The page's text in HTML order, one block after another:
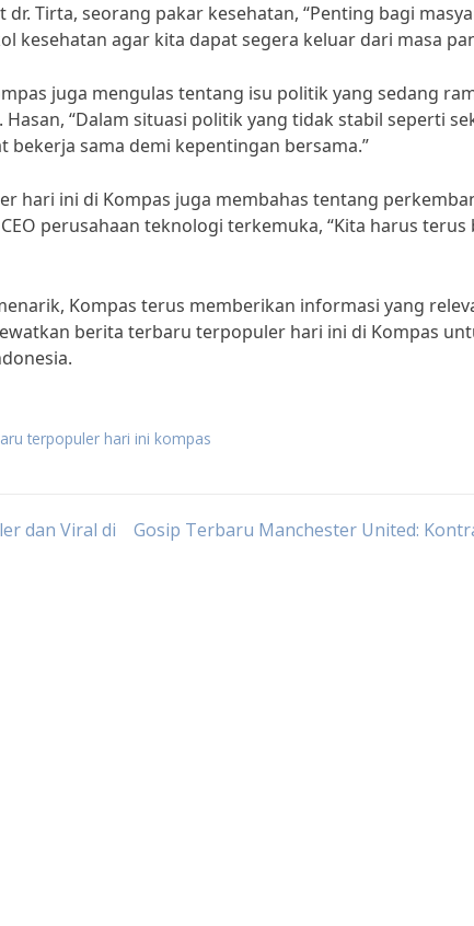
Tirta, seorang pakar kesehatan, “Penting bagi
kesehatan agar kita dapat segera keluar dari masa
juga mengulas tentang isu politik yang sedang
“Dalam situasi politik yang tidak stabil seperti
sama demi kepentingan bersama.”
hari ini di Kompas juga membahas tentang
perusahaan teknologi terkemuka, “Kita harus terus
Kompas terus memberikan informasi yang
berita terbaru terpopuler hari ini di Kompas
terpopuler hari ini kompas
dan Viral di
Gosip Terbaru Manchester United: